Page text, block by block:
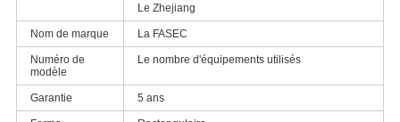
Le Zhejiang
Nom de marque La FASEC
Numéro de
modèle
Le nombre d'équipements utilisés
Garantie 5 ans